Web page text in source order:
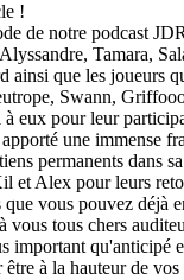
!
de notre podcast
Tamara,
ainsi que les joueurs
Swann,
à eux pour leur
une immense
permanents dans
et Alex pour leurs
que vous pouvez déjà
vous tous chers
important qu'anticipé
à la hauteur de vos